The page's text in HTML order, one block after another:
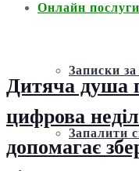
Онлайн послуги
Записки за
Запалити
Дитяча душа
цифрова
допомагає